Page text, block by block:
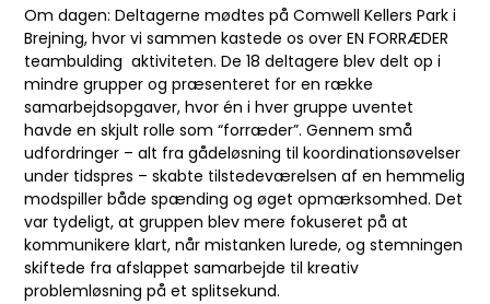
Om dagen: Deltagerne mødtes på Comwell Kellers Park i
Brejning, hvor vi sammen kastede os over EN FORRÆDER
teambulding aktiviteten. De 18 deltagere blev delt op i
mindre grupper og præsenteret for en række
samarbejdsopgaver, hvor én i hver gruppe uventet
havde en skjult rolle som “forræder”. Gennem små
udfordringer – alt fra gådeløsning til koordinationsøvelser
under tidspres – skabte tilstedeværelsen af en hemmelig
modspiller både spænding og øget opmærksomhed. Det
var tydeligt, at gruppen blev mere fokuseret på at
kommunikere klart, når mistanken lurede, og stemningen
skiftede fra afslappet samarbejde til kreativ
problemløsning på et splitsekund.